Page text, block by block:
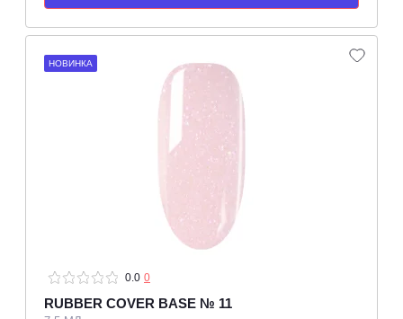
НОВИНКА
0.0 0
RUBBER COVER BASE № 11